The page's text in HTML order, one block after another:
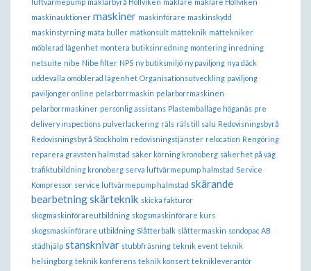
luftvärmepump mäklarbyrå Höllviken mäklare mäklare Höllviken
maskinauktioner maskiner maskinförare maskinskydd
maskinstyrning mäta buller mätkonsult mätteknik mättekniker
möblerad lägenhet montera butiksinredning montering inredning
netsuite nibe Nibe filter NPS ny butiksmiljö ny paviljong nya däck
uddevalla omöblerad lägenhet Organisationsutveckling paviljong
paviljonger online pelarborrmaskin pelarborrmaskinen
pelarborrmaskiner personlig assistans Plastemballage höganäs pre
delivery inspections pulverlackering räls räls till salu Redovisningsbyrå
Redovisningsbyrå Stockholm redovisningstjänster relocation Rengöring
reparera gravsten halmstad säker körning kronoberg säkerhet på väg
trafiktubildning kronoberg serva luftvärmepump halmstad Service
Kompressor service luftvärmepump halmstad skärande
bearbetningskärteknik skicka fakturor
skogmaskinförareutbildning skogsmaskinförare kurs
skogsmaskinförare utbildning Slåtterbalk slåttermaskin sondopac AB
städhjälp stansknivar stubbfräsning teknik event teknik
helsingborg teknik konferens teknik konsert teknikleverantör